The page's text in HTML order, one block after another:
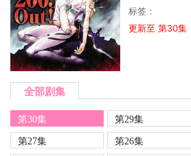
标签：
更新至 第30集
全部剧集
第30集 第29集
第27集
第26集